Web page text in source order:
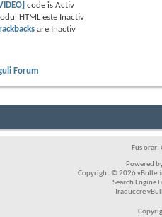
code isActiv
HTML este Inactiv
are Inactiv
Forum
Fus orar:
Powered
Copyright © 2026
Search Engine
Traducere